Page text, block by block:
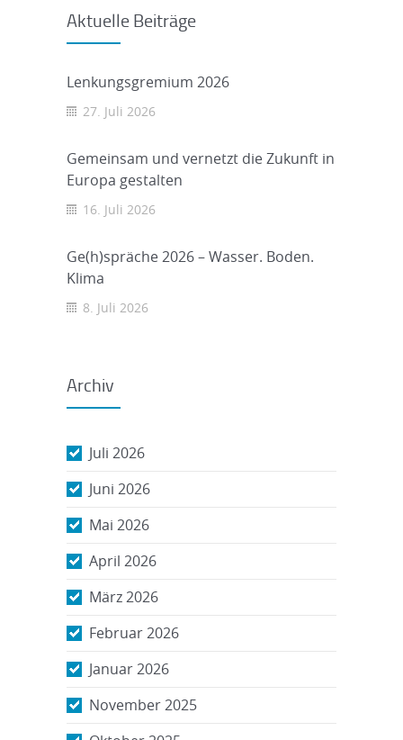
Aktuelle Beiträge
Lenkungsgremium 2026
27. Juli 2026
Gemeinsam und vernetzt die Zukunft in
Europa gestalten
16. Juli 2026
Ge(h)spräche 2026 – Wasser. Boden.
Klima
8. Juli 2026
Archiv
Juli 2026
Juni 2026
Mai 2026
April 2026
März 2026
Februar 2026
Januar 2026
November 2025